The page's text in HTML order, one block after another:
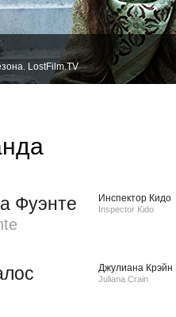
LostFilm.TV
Фуэнте Инспектор Кидо
Inspector Kido
Джулиана Крэйн
Juliana Crain